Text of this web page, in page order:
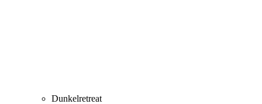
Dunkelretreat